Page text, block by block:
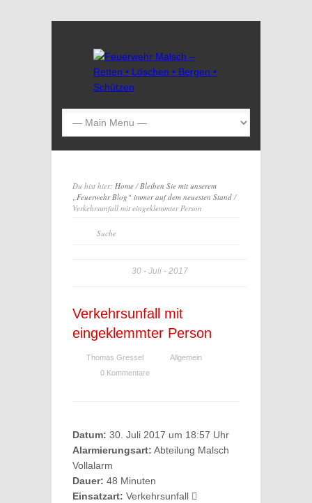
Du bist hier: Home/Bleiben Sie mit unserem
„Feuerwehr Blog“ immer auf dem neuesten Stand/
Verkehrsunfall mit eingeklemmter Person
30 Juli 2017
Verkehrsunfall mit
eingeklemmter Person
Thomas Gressel
Allgemein
0 Kommentare
Datum: 30. Juli 2017 um 18:57 Uhr
Alarmierungsart: Abteilung Malsch
Vollalarm
Dauer: 48 Minuten
Einsatzart: Verkehrsunfall